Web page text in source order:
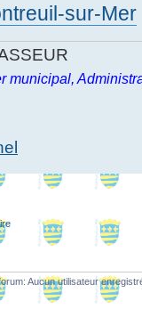
sur-Mer
municipal,
Aucun utilisateur